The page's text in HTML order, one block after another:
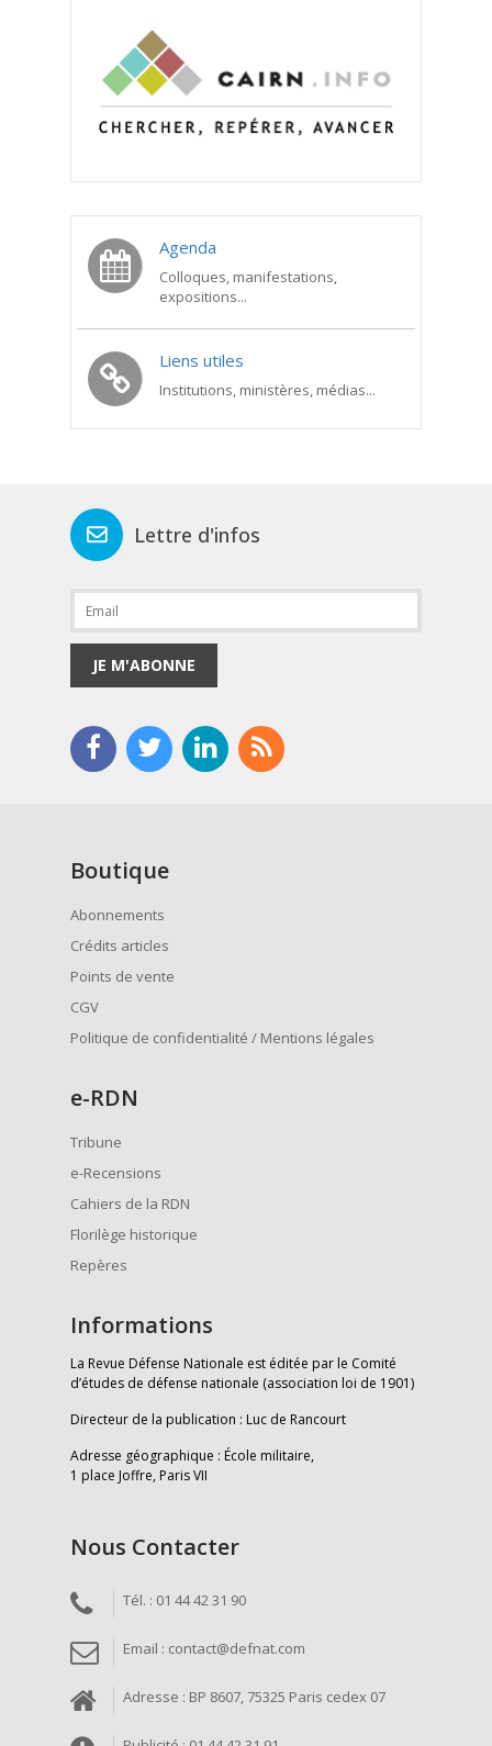
Agenda
Colloques, manifestations,
expositions...
Liens utiles
Institutions, ministères, médias...
Lettre d'infos
JE M'ABONNE
Boutique
Abonnements
Crédits articles
Points de vente
CGV
Politique de confidentialité / Mentions légales
e-RDN
Tribune
e-Recensions
Cahiers de la RDN
Florilège historique
Repères
Informations
La Revue Défense Nationale est éditée par le Comité
d’études de défense nationale (association loi de 1901)
Directeur de la publication : Luc de Rancourt
Adresse géographique : École militaire,
1 place Joffre, Paris VII
Nous Contacter
Tél. : 01 44 42 31 90
Email : contact@defnat.com
Adresse : BP 8607, 75325 Paris cedex 07